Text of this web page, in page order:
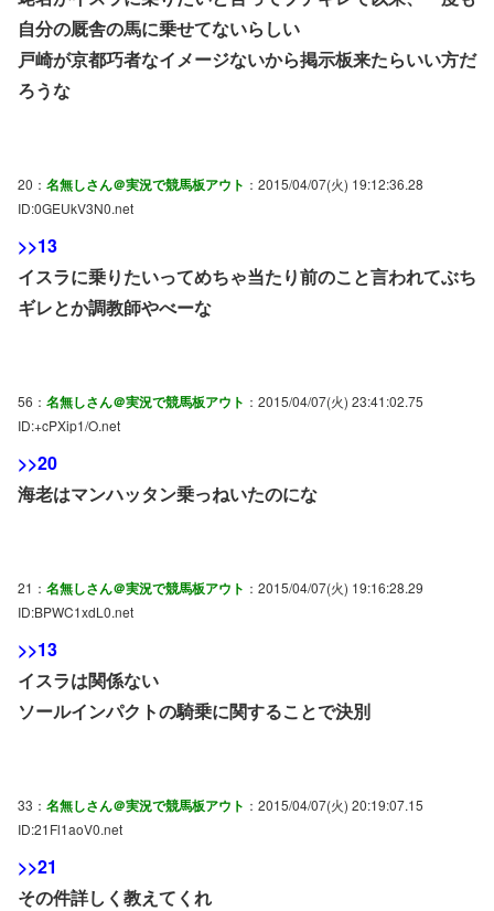
自分の厩舎の馬に乗せてないらしい
戸崎が京都巧者なイメージないから掲示板来たらいい方だ
ろうな
20： 名無しさん＠実況で競馬板アウト ：2015/04/07(火) 19:12:36.28
ID:0GEUkV3N0.net
>>13
イスラに乗りたいってめちゃ当たり前のこと言われてぶち
ギレとか調教師やべーな
56： 名無しさん＠実況で競馬板アウト ：2015/04/07(火) 23:41:02.75
ID:+cPXip1/O.net
>>20
海老はマンハッタン乗っねいたのにな
21： 名無しさん＠実況で競馬板アウト ：2015/04/07(火) 19:16:28.29
ID:BPWC1xdL0.net
>>13
イスラは関係ない
ソールインパクトの騎乗に関することで決別
33： 名無しさん＠実況で競馬板アウト ：2015/04/07(火) 20:19:07.15
ID:21Fl1aoV0.net
>>21
その件詳しく教えてくれ